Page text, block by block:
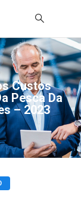
Custos
Pesca Da
– 2023